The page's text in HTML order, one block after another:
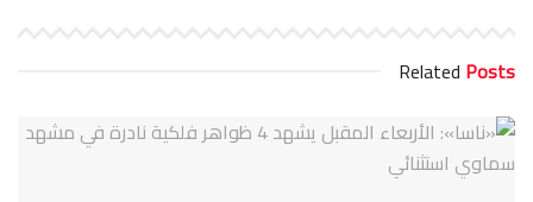
Related Posts